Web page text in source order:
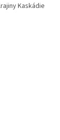
Kaskádie